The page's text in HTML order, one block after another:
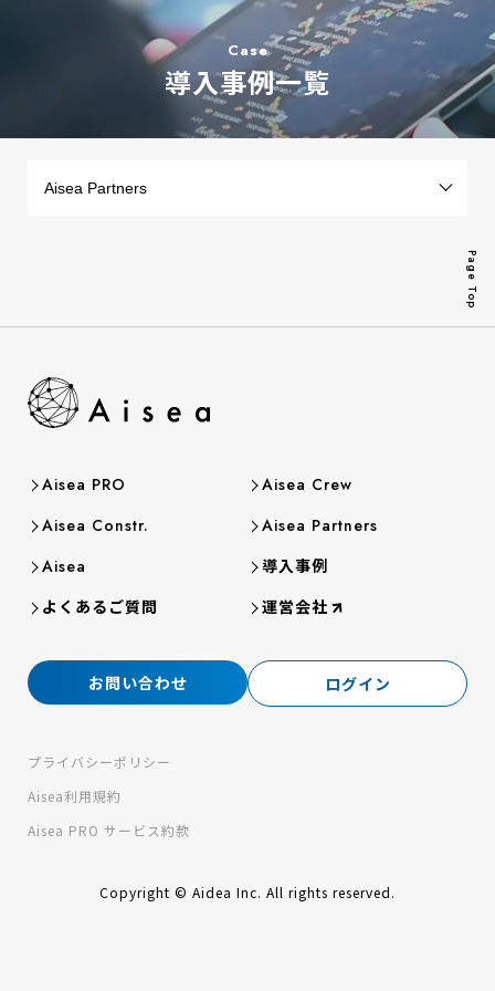
Case
導入事例一覧
Page Top
Aisea PRO
Aisea Crew
Aisea Constr.
Aisea Partners
Aisea
導入事例
よくあるご質問
運営会社
お問い合わせ ログイン
プライバシーポリシー
Aisea利用規約
Aisea PRO サービス約款
Copyright © Aidea Inc. All rights reserved.